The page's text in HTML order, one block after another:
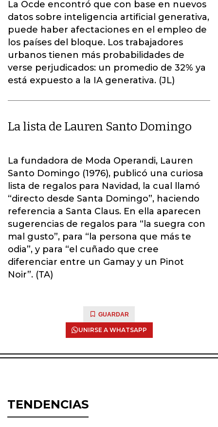
La Ocde encontró que con base en nuevos
datos sobre inteligencia artificial generativa,
puede haber afectaciones en el empleo de
los países del bloque. Los trabajadores
urbanos tienen más probabilidades de
verse perjudicados: un promedio de 32% ya
está expuesto a la IA generativa. (JL)
La lista de Lauren Santo Domingo
La fundadora de Moda Operandi, Lauren
Santo Domingo (1976), publicó una curiosa
lista de regalos para Navidad, la cual llamó
“directo desde Santa Domingo”, haciendo
referencia a Santa Claus. En ella aparecen
sugerencias de regalos para “la suegra con
mal gusto”, para “la persona que más te
odia”, y para “el cuñado que cree
diferenciar entre un Gamay y un Pinot
Noir”. (TA)
GUARDAR
UNIRSE A WHATSAPP
TENDENCIAS